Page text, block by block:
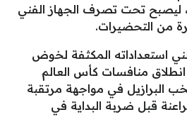
ليصبح تحت تصرف الجهاز الفني
من التحضيرات.
استعداداته المكثفة لخوض
انطلاق منافسات كأس العالم
البرازيل في مواجهة مرتقبة
قبل ضربة البداية في